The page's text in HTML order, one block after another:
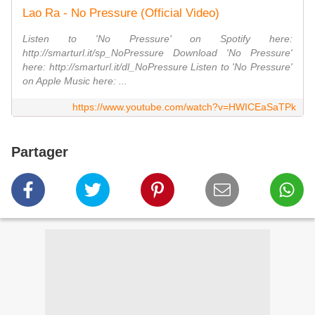
Lao Ra - No Pressure (Official Video)
Listen to 'No Pressure' on Spotify here:
http://smarturl.it/sp_NoPressure Download 'No Pressure'
here: http://smarturl.it/dl_NoPressure Listen to 'No Pressure'
on Apple Music here: ...
https://www.youtube.com/watch?v=HWICEaSaTPk
Partager